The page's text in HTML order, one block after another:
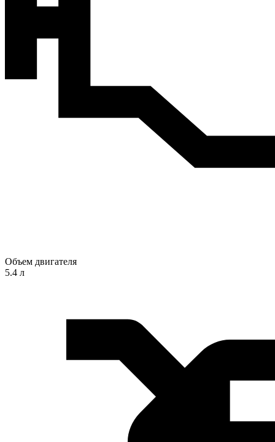
Объем двигателя
5.4 л